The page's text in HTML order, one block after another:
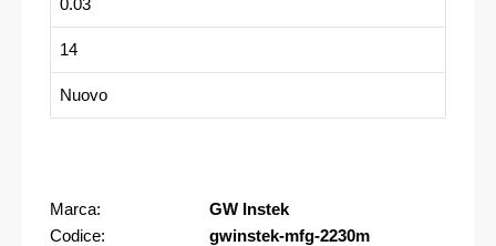
0.03
14
Nuovo
Marca:
GW Instek
Codice:
gwinstek-mfg-2230m